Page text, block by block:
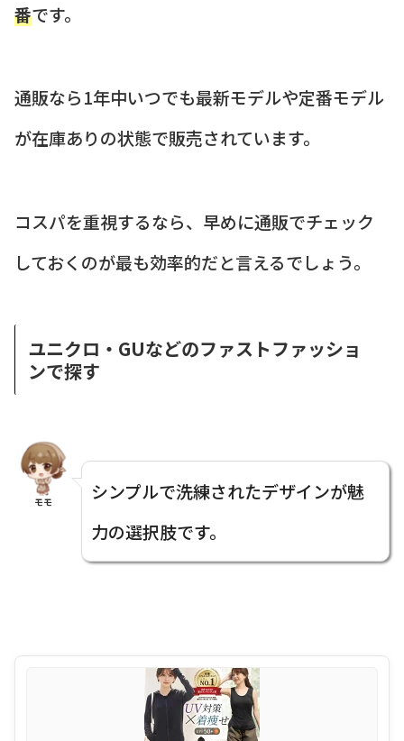
番です。
通販なら1年中いつでも最新モデルや定番モデル
が在庫ありの状態で販売されています。
コスパを重視するなら、早めに通販でチェック
しておくのが最も効率的だと言えるでしょう。
ユニクロ・GUなどのファストファッショ
ンで探す
モモ
シンプルで洗練されたデザインが魅
力の選択肢です。